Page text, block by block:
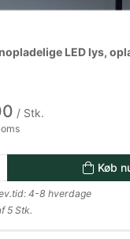
LED lys,
/ Stk.
Køb
4-8 hverdage
5 Stk.